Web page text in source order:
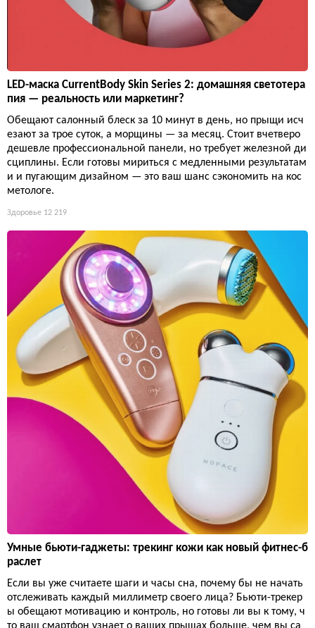
LED-маска CurrentBody Skin Series 2: домашняя светотера
пия — реальность или маркетинг?
Обещают салонный блеск за 10 минут в день, но прыщи исч
езают за трое суток, а морщины — за месяц. Стоит вчетверо
дешевле профессиональной панели, но требует железной ди
сциплины. Если готовы мириться с медленными результатам
и и пугающим дизайном — это ваш шанс сэкономить на кос
метологе.
Здоровье 12 219
Умные бьюти-гаджеты: трекинг кожи как новый фитнес-б
раслет
Если вы уже считаете шаги и часы сна, почему бы не начать
отслеживать каждый миллиметр своего лица? Бьюти-трекер
ы обещают мотивацию и контроль, но готовы ли вы к тому, ч
то ваш смартфон узнает о ваших прыщах больше, чем вы са